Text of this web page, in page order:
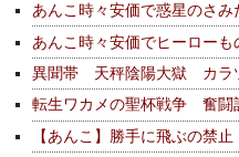
あんこ時々安価で惑星のさみ
あんこ時々安価でヒーローも
異聞帯 天秤陰陽大獄 カラ
転生ワカメの聖杯戦争 奮闘
【あんこ】勝手に飛ぶの禁止